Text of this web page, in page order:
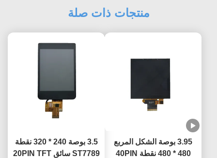
منتجات ذات صلة
3.95 بوصة الشكل المربع
480 * 480 نقطة 40PIN
3.5 بوصة 240 * 320 نقطة
ST7789 سائق 20PIN TFT